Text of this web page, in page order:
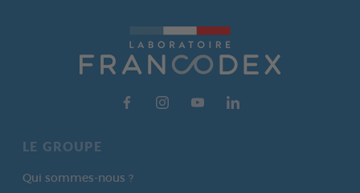
LE GROUPE
Qui sommes-nous ?